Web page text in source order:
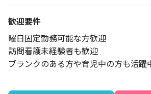
歓迎要件
曜日固定勤務可能な方歓迎
訪問看護未経験者も歓迎
ブランクのある方や育児中の方も活躍